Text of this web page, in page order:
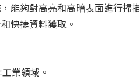
能夠對高亮和高暗表面進行
快捷資料獲取。
業領域。